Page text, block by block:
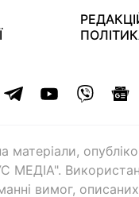
матеріали,
МЕДІА".
вимог,